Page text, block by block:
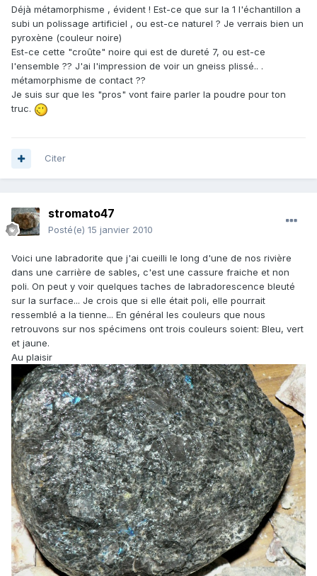
Déjà métamorphisme , évident ! Est-ce que sur la 1 l'échantillon a
subi un polissage artificiel , ou est-ce naturel ? Je verrais bien un
pyroxène (couleur noire)
Est-ce cette "croûte" noire qui est de dureté 7, ou est-ce
l'ensemble ?? J'ai l'impression de voir un gneiss plissé.. .
métamorphisme de contact ??
Je suis sur que les "pros" vont faire parler la poudre pour ton
truc.
Citer
stromato47
Posté(e) 15 janvier 2010
Voici une labradorite que j'ai cueilli le long d'une de nos rivière
dans une carrière de sables, c'est une cassure fraiche et non
poli. On peut y voir quelques taches de labradorescence bleuté
sur la surface... Je crois que si elle était poli, elle pourrait
ressemblé a la tienne... En général les couleurs que nous
retrouvons sur nos spécimens ont trois couleurs soient: Bleu, vert
et jaune.
Au plaisir